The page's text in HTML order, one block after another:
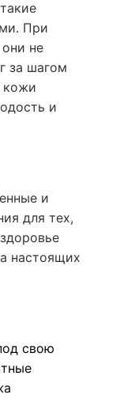
При
не
за шагом
кожи
и
и
для тех,
настоящих
свою